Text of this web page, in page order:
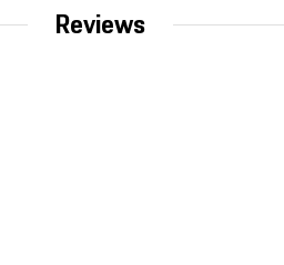
Reviews